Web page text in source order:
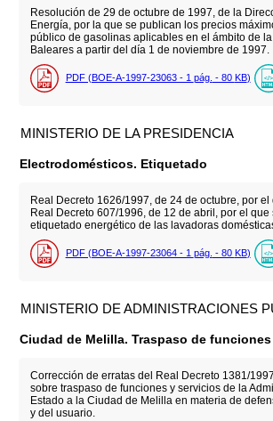
Resolución de 29 de octubre de 1997, de la
Energía, por la que se publican los precios
público de gasolinas aplicables en el ámbito de
Baleares a partir del día 1 de noviembre de 1997.
PDF (BOE-A-1997-23063 - 1 pág. - 80 KB)
MINISTERIO DE LA PRESIDENCIA
Electrodomésticos. Etiquetado
Real Decreto 1626/1997, de 24 de octubre, por el
Real Decreto 607/1996, de 12 de abril, por el que
etiquetado energético de las lavadoras
PDF (BOE-A-1997-23064 - 1 pág. - 80 KB)
MINISTERIO DE ADMINISTRACIONES
Ciudad de Melilla. Traspaso de
Corrección de erratas del Real Decreto 1381/
sobre traspaso de funciones y servicios de la
Estado a la Ciudad de Melilla en materia de
y del usuario.